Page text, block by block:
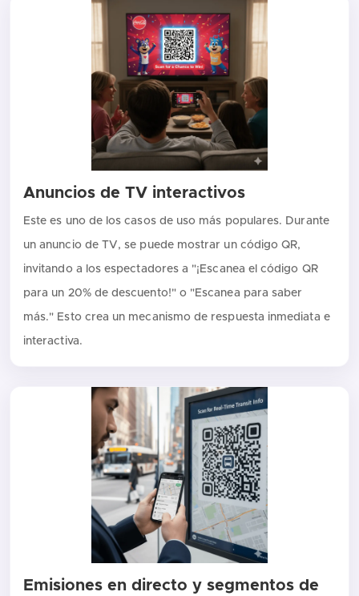
Anuncios de TV interactivos
Este es uno de los casos de uso más populares. Durante
un anuncio de TV, se puede mostrar un código QR,
invitando a los espectadores a "¡Escanea el código QR
para un 20% de descuento!" o "Escanea para saber
más." Esto crea un mecanismo de respuesta inmediata e
interactiva.
Emisiones en directo y segmentos de